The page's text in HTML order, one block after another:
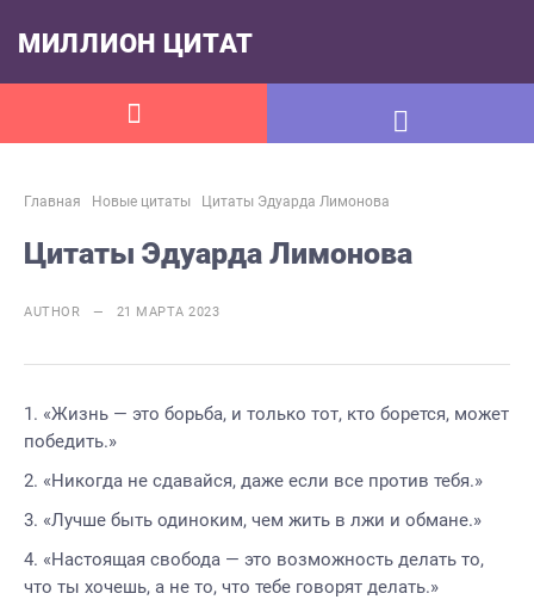
МИЛЛИОН ЦИТАТ
Главная Новые цитаты Цитаты Эдуарда Лимонова
Цитаты Эдуарда Лимонова
AUTHOR — 21 МАРТА 2023
«Жизнь — это борьба, и только тот, кто борется, может
победить.»
«Никогда не сдавайся, даже если все против тебя.»
«Лучше быть одиноким, чем жить в лжи и обмане.»
«Настоящая свобода — это возможность делать то,
что ты хочешь, а не то, что тебе говорят делать.»